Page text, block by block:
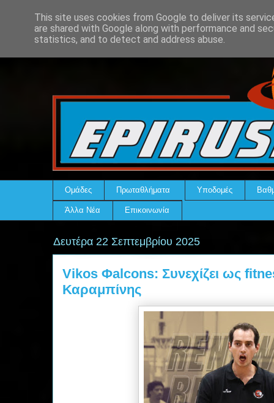
Ομάδες Πρωταθλήματα Υποδομές
Άλλα Νέα Επικοινωνία
Δευτέρα 22 Σεπτεμβρίου 2025
Vikos Φalcons: Συνεχίζει ως
Καραμπίνης
This site uses cookies from Google to deliver its
are shared with Google along with performance and
statistics, and to detect and address abuse.